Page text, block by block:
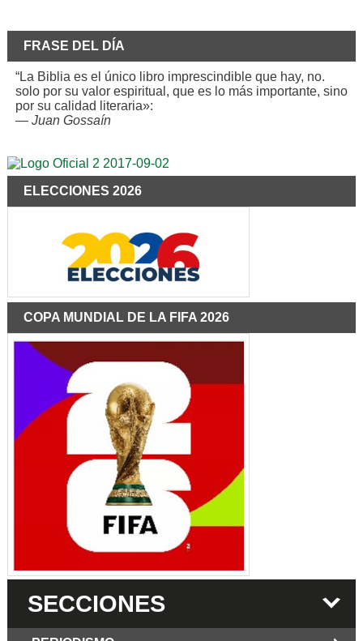
FRASE DEL DÍA
“La Biblia es el único libro imprescindible que hay, no.
solo por su valor espiritual, que es lo más importante, sino
por su calidad literaria»:
— Juan Gossaín
ELECCIONES 2026
COPA MUNDIAL DE LA FIFA 2026
SECCIONES